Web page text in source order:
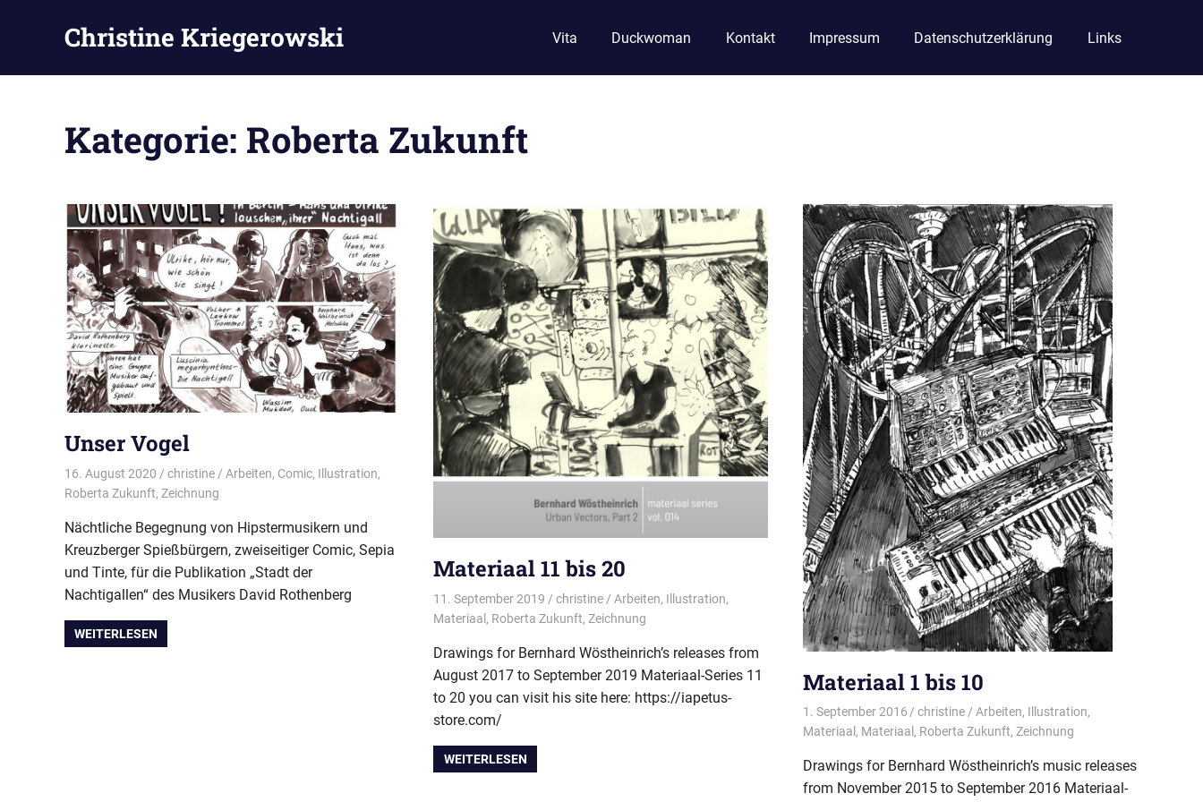
Christine Kriegerowski Vita Duckwoman Kontakt Impressum Datenschutzerklärung Links
Kategorie: Roberta Zukunft
Unser Vogel
16. August 2020 christine Arbeiten, Comic, Illustration,
Roberta Zukunft, Zeichnung
Nächtliche Begegnung von Hipstermusikern und
Kreuzberger Spießbürgern, zweiseitiger Comic, Sepia
und Tinte, für die Publikation „Stadt der
Nachtigallen“ des Musikers David Rothenberg
WEITERLESEN
Materiaal 11 bis 20
11. September 2019 christine Arbeiten, Illustration,
Materiaal , Roberta Zukunft,Zeichnung
Drawings for Bernhard Wöstheinrich’s releases from
August 2017 to September 2019 Materiaal-Series 11
to 20 you can visit his site here: https://iapetus-
store.com/
WEITERLESEN
Materiaal 1 bis 10
1. September 2016 christine Arbeiten, Illustration,
Materiaal , Materiaal , Roberta Zukunft, Zeichnung
Drawings for Bernhard Wöstheinrich’s music releases
from November 2015 to September 2016 Materiaal-